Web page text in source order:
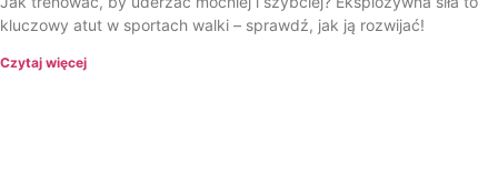
kluczowy atut w sportach walki – sprawdź, jak ją rozwijać!
Czytaj więcej